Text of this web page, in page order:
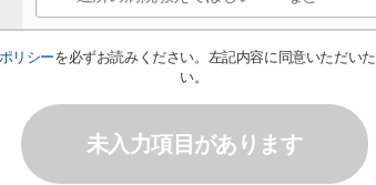
リシーを必ずお読みください。左記内容に同意いただい
い。
未入力項目があります